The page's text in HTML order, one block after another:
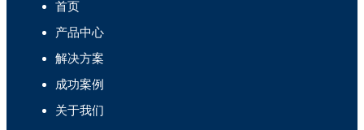
首页
产品中心
解决方案
成功案例
关于我们